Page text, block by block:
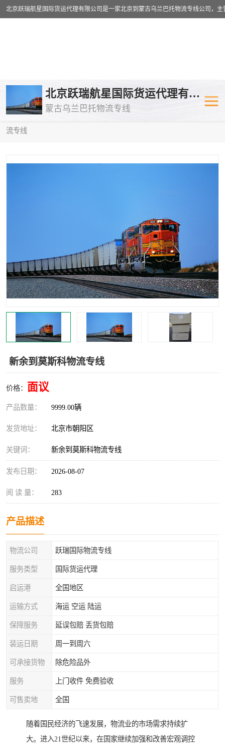
北京跃瑞航星国际货运代理有限公司
蒙古乌兰巴托物流专线
流专线
新余到莫斯科物流专线
价格： 面议
产品数量： 9999.00辆
发货地址： 北京市朝阳区
关键词： 新余到莫斯科物流专线
发布日期： 2026-08-07
阅 读 量： 283
产品描述
物流公司 跃瑞国际物流专线
服务类型 国际货运代理
启运港 全国地区
运输方式 海运 空运 陆运
保障服务 延误包赔 丢货包赔
装运日期 周一到周六
可承接货物 除危险品外
服务 上门收件 免费验收
可售卖地 全国
随着国民经济的飞速发展，物流业的市场需求持续扩
大。进入21世纪以来，在国家继续加强和改善宏观调控
乌兰巴托物流专线 乌兰巴托铁
乌兰巴托公路运输
中欧班列
蒙古乌兰巴托双清包税 蒙古乌兰巴